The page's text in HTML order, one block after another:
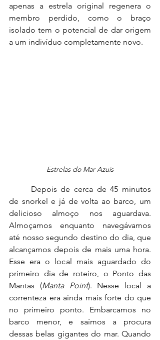
apenas a estrela original regenera o
membro perdido, como o braço
isolado tem o potencial de dar origem
a um indivíduo completamente novo.
Estrelas do Mar Azuis
de snorkel e já de volta ao barco, um
delicioso almoço nos aguardava.
Almoçamos enquanto navegávamos
até nosso segundo destino do dia, que
alcançamos depois de mais uma hora.
Esse era o local mais aguardado do
primeiro dia de roteiro, o Ponto das
Mantas (Manta Point). Nesse local a
correnteza era ainda mais forte do que
no primeiro ponto. Embarcamos no
barco menor, e saímos a procura
dessas belas gigantes do mar. Quando